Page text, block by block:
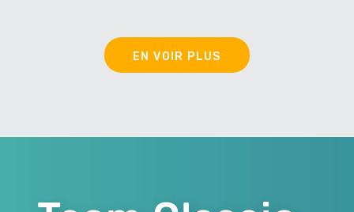
EN VOIR PLUS